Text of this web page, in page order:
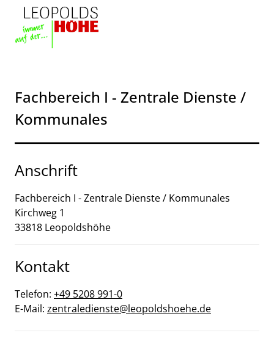
Zum Hauptinhalt springen
Zum Header
Zum Hauptinhalt
Zum Footer
Fachbereich I - Zentrale Dienste /
Kommunales
Anschrift
Fachbereich I - Zentrale Dienste / Kommunales
Kirchweg 1
33818 Leopoldshöhe
Kontakt
Telefon: +49 5208 991-0
E-Mail: zentraledienste@leopoldshoehe.de